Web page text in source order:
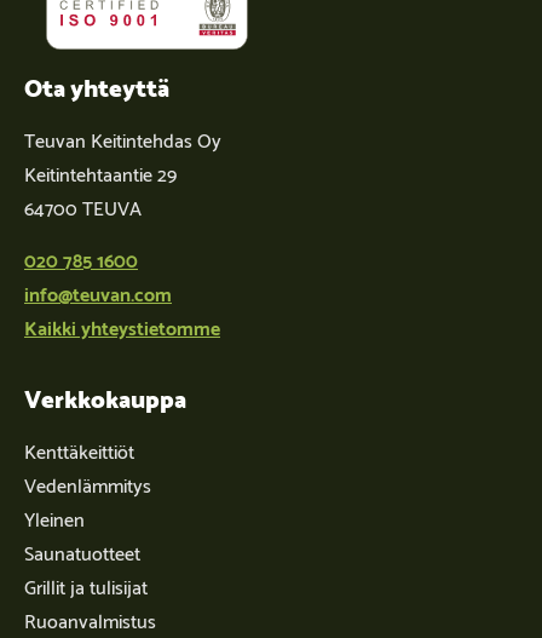
Ota yhteyttä
Teuvan Keitintehdas Oy
Keitintehtaantie 29
64700 TEUVA
020 785 1600
info@teuvan.com
Kaikki yhteystietomme
Verkkokauppa
Kenttäkeittiöt
Vedenlämmitys
Yleinen
Saunatuotteet
Grillit ja tulisijat
Ruoanvalmistus